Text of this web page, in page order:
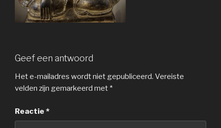
Geef een antwoord
Het e-mailadres wordt niet gepubliceerd. Vereiste
velden zijn gemarkeerd met *
Reactie *